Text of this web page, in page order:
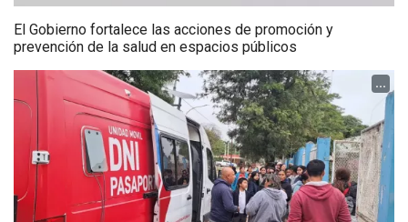
El Gobierno fortalece las acciones de promoción y
prevención de la salud en espacios públicos
...